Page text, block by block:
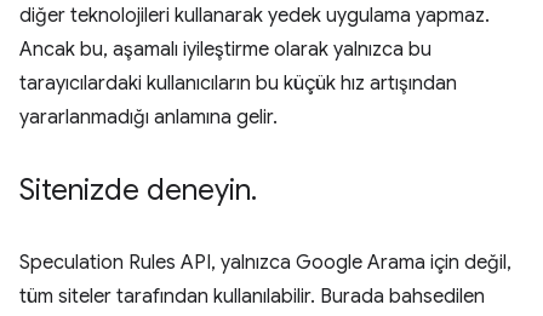
diğer teknolojileri kullanarak yedek uygulama yapmaz.
Ancak bu, aşamalı iyileştirme olarak yalnızca bu
tarayıcılardaki kullanıcıların bu küçük hız artışından
yararlanmadığı anlamına gelir.
Sitenizde deneyin.
Speculation Rules API, yalnızca Google Arama için değil,
tüm siteler tarafından kullanılabilir. Burada bahsedilen